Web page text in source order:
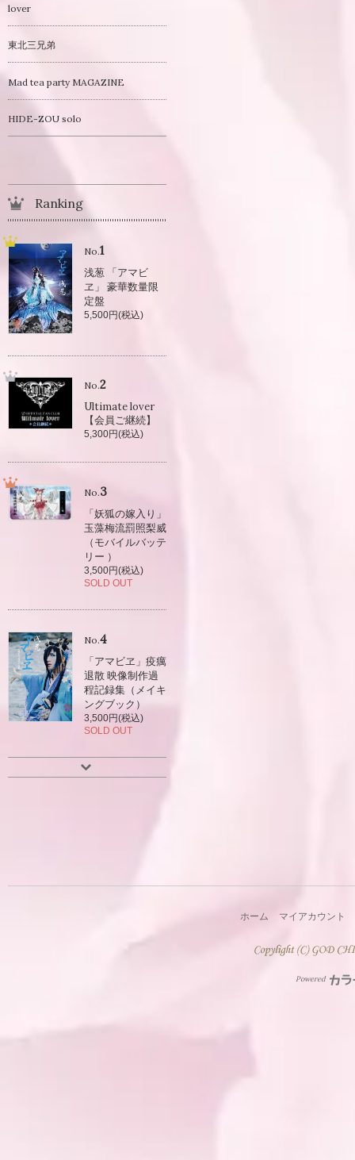
lover
東北三兄弟
Mad tea party MAGAZINE
HIDE-ZOU solo
Ranking
No.1
浅葱 「アマビ
ヱ」 豪華数量限
定盤
5,500円(税込)
No.2
Ultimate lover
【会員ご継続】
5,300円(税込)
No.3
「妖狐の嫁入り」
玉藻梅流罰照梨威
（モバイルバッテ
リー ）
3,500円(税込)
SOLD OUT
No.4
「アマビヱ」疫癘
退散 映像制作過
程記録集（メイキ
ングブック）
3,500円(税込)
SOLD OUT
ホーム マイアカウント
Powered